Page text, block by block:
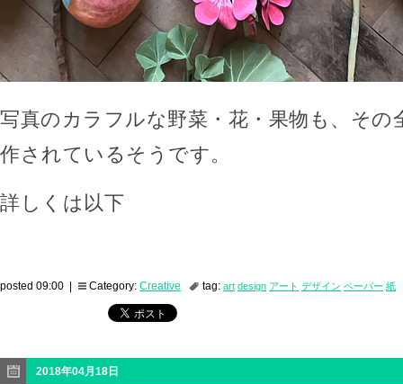
写真のカラフルな野菜・花・果物も、その
作されているそうです。
詳しくは以下
posted 09:00 | Category: Creative tag: art design アート デザイン ペーパー 紙
2018年04月18日